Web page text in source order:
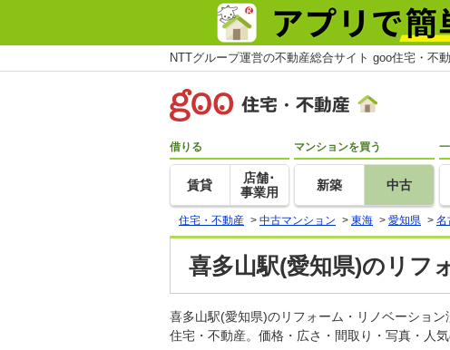
NTTグループ運営の不動産総合サイト goo住宅・不
借りる
賃貸
店舗･
事業用
マンションを買う
新築 中古
住宅・不動産 > 中古マンション > 東海 > 愛知県 > 名
喜多山駅(愛知県)のリフ
喜多山駅(愛知県)のリフォーム・リノベーショ
住宅・不動産。価格・広さ・間取り・写真・人